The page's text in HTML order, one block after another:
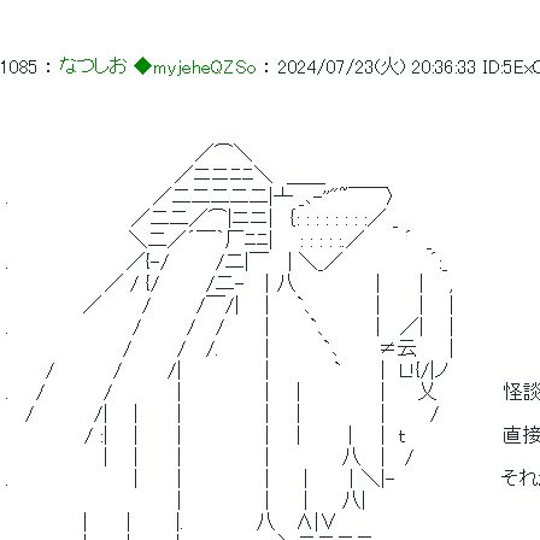
1085 ： なつしお ◆myjeheQZSo ： 2024/07/23(火) 20:36:33
／⌒＼
／ニニﾆﾆ＼　＿＿
.　　　　　　 　 　 　 ／二二二二二|┴ _､-''"~￣￣〉
／二二／⌒|ニニ|　｛: : : : : : : :／ _
＼二／´￣｀厂ﾆﾆ|　　: : : : :.／　 　 ´　_
.　　　　 　 　 　 ／{-/　　　 /二|￣　 | ＼_／　　　　 　　´:_
／ / {/　　　 /二-　｜八　　　　　　|　 　 | 　 ,
／　　　/ 　 　 /￣/| 　 |　　`、　 　 　 |　 　 | 　 |
.　　　 　 　 　 　 / 　 　 /　 /　　　|　　　`、 　 　 |　 ／| 　 |
/ 　 　 /　 /.　　　 |　　　　`､　 　 ≠云　　 |
/　 　 　 / 　 　 /| 　 　 　 　 | 　 　 　 `　 　 |　Ｌ!{/|ノ
.　　/　 　 　 / 　 　 　 | 　 　 　 　 |　 ｜　　　　　 |　 　乂　　　　
/　　　　 /| 　 |　 　 | 　 　 　 　 |　 ｜　　　　　 | 　 　 /
/ :| 　 |　 　 | 　 　 　 　 |　 ｜　 　｜　｜ ｔ　　　　　　　 直
| 　 |　 　 | 　 　 　 　 |　　　　　 八 　|　 /
.　　　　　　 　 　 |　 　 | 　 　 　 　 |　　｜　　｜＼|-　　　　　　
| 　 　 　 　 |　　｜　　八|
|　 　 | 　 　 |.　　　　 　八 　Λ|∨